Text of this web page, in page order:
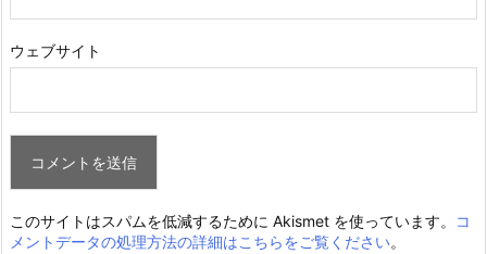
ウェブサイト
このサイトはスパムを低減するために Akismet を使っています。
コ
メントデータの処理方法の詳細はこちらをご覧ください。